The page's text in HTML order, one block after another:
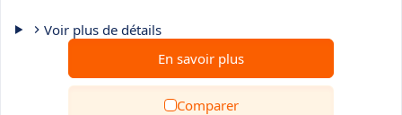
Voir plus de détails
En savoir plus
Comparer